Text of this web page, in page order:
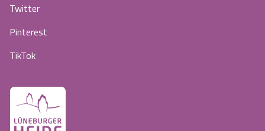
Twitter
Pinterest
TikTok